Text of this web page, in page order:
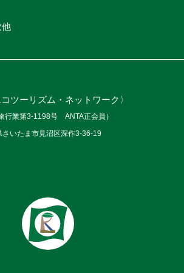
他
コツーリズム・ネットワーク〉
行業第3-1198号 ANTA正会員）
いたま市見沼区深作3-36-19